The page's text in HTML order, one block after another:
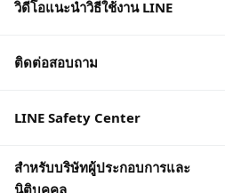
วิดีโอแนะนำวิธีใช้งาน LINE
ติดต่อสอบถาม
LINE Safety Center
สำหรับบริษัทผู้ประกอบการและ
นิติบุคคล